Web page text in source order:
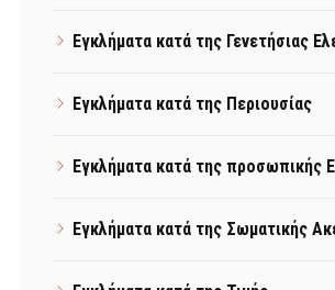
Εγκλήματα κατά της Γενετήσιας
Εγκλήματα κατά της Περιουσίας
Εγκλήματα κατά της προσωπικής
Εγκλήματα κατά της Σωματικής